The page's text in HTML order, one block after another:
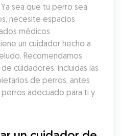
sea que tu perro sea
necesite espacios
médicos
un cuidador hecho a
Recomendamos
cuidadores, incluidas las
de perros, antes
adecuado para ti y